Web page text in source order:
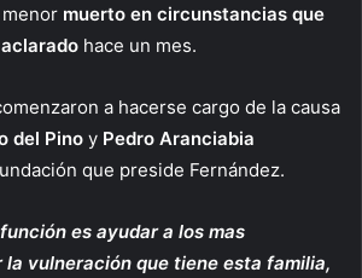
muerto en circunstancias que
hace un mes.
a hacerse cargo de la causa
del Pino y Pedro Aranciabia
que preside Fernández.
es ayudar a los mas
la vulneración que tiene esta familia,